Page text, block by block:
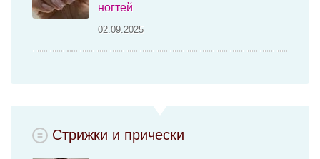
ногтей
02.09.2025
Стрижки и прически